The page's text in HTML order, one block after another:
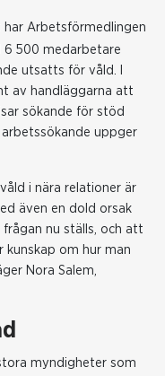
Arbetsförmedlingen
6 500 medarbetare
utsatts för våld. I
av handläggarna att
sökande för stöd
uppger
i nära relationer är
även en dold orsak
nu ställs, och att
kunskap om hur man
Nora Salem,
myndigheter som